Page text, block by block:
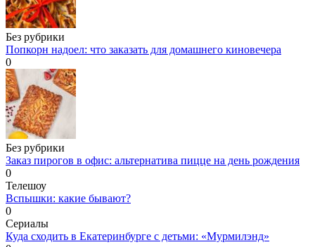
Без рубрики
Попкорн надоел: что заказать для домашнего киновечера
0
Без рубрики
Заказ пирогов в офис: альтернатива пицце на день рождения
0
Телешоу
Вспышки: какие бывают?
0
Сериалы
Куда сходить в Екатеринбурге с детьми: «Мурмилэнд»